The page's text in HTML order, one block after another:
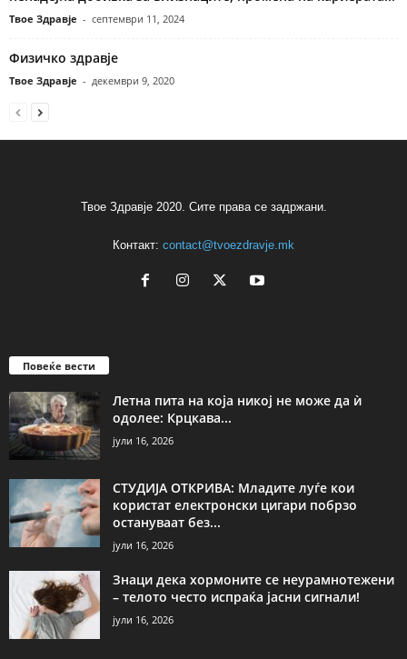
Твое Здравје - септември 11, 2024
Физичко здравје
Твое Здравје - декември 9, 2020
Твое Здравје 2020. Сите права се задржани.
Контакт: contact@tvoezdravje.mk
Повеќе вести
Летна пита на која никој не може да ѝ
одолее: Крцкава...
јули 16, 2026
СТУДИЈА ОТКРИВА: Младите луѓе кои
користат електронски цигари побрзо
остануваат без...
јули 16, 2026
Знаци дека хормоните се неурамнотежени
– телото често испраќа јасни сигнали!
јули 16, 2026